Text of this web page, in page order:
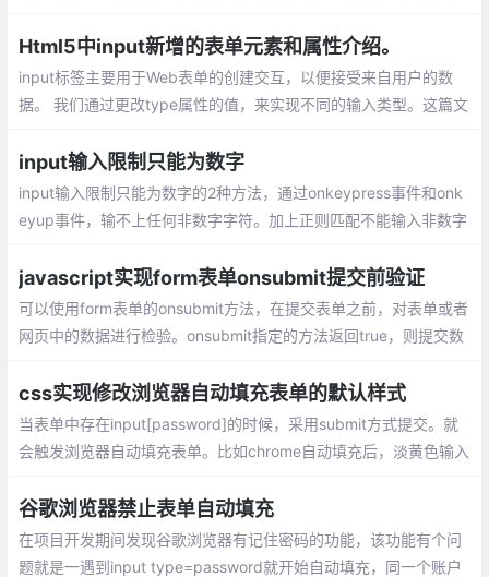
进行调用
Html5中input新增的表单元素和属性介绍。
input标签主要用于Web表单的创建交互，以便接受来自用户的数
据。 我们通过更改type属性的值，来实现不同的输入类型。这篇文
input输入限制只能为数字
input输入限制只能为数字的2种方法，通过onkeypress事件和onk
eyup事件，输不上任何非数字字符。加上正则匹配不能输入非数字
javascript实现form表单onsubmit提交前验证
可以使用form表单的onsubmit方法，在提交表单之前，对表单或者
网页中的数据进行检验。onsubmit指定的方法返回true，则提交数
css实现修改浏览器自动填充表单的默认样式
当表单中存在input[password]的时候，采用submit方式提交。就
会触发浏览器自动填充表单。比如chrome自动填充后，淡黄色输入
的
谷歌浏览器禁止表单自动填充
在项目开发期间发现谷歌浏览器有记住密码的功能，该功能有个问
题就是一遇到input type=password就开始自动填充，同一个账户